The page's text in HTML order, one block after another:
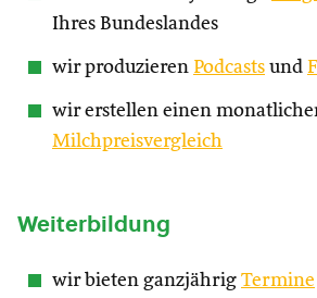
Ihres Bundeslandes
wir produzieren Podcasts und
wir erstellen einen
Milchpreisvergleich
Weiterbildung
wir bieten ganzjährig Termine